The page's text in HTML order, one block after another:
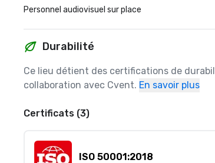
Personnel audiovisuel sur place
Durabilité
Ce lieu détient des certifications de
collaboration avec Cvent. En savoir plus
Certificats (3)
ISO 50001:2018